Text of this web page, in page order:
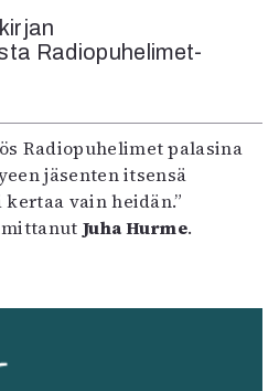
Radiopuhelimet-
Radiopuhelimet palasina
jäsenten itsensä
vain heidän.”
Juha Hurme.